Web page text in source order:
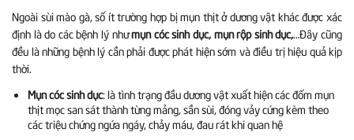
Ngoài sùi mào gà, số ít trường hợp bị mụn thịt ở dương vật khác được xác
định là do các bệnh lý nhưmụn cóc sinh dục, mụn rộp sinh dục,…Đây cũng
đều là những bệnh lý cần phải được phát hiện sớm và điều trị hiệu quả kịp
thời.
Mụn cóc sinh dục: là tình trạng đầu dương vật xuất hiện các đốm mụn
thịt mọc san sát thành từng mảng, sần sùi, đóng vảy cứng kèm theo
các triệu chứng ngứa ngáy, chảy máu, đau rát khi quan hệ